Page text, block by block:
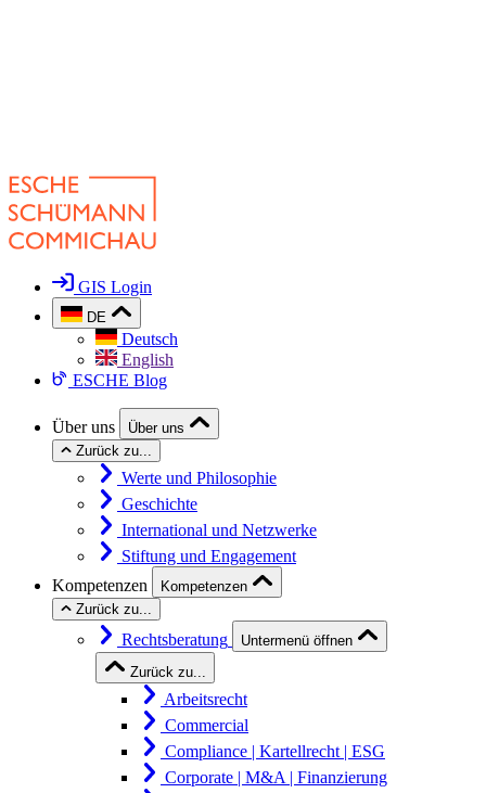
GIS Login
DE
Deutsch
English
ESCHE Blog
Über uns
Über uns
Zurück zu...
Werte und Philosophie
Geschichte
International und Netzwerke
Stiftung und Engagement
Kompetenzen
Kompetenzen
Zurück zu...
Rechtsberatung
Untermenü öffnen
Zurück zu...
Arbeitsrecht
Commercial
Compliance | Kartellrecht | ESG
Corporate | M&A | Finanzierung